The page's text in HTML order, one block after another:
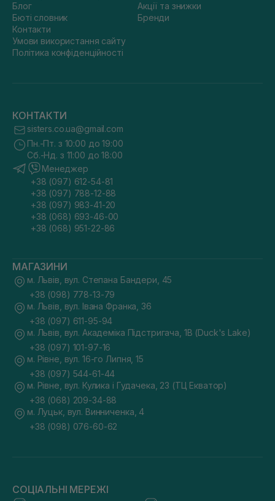
Блог
Бюті словник
Контакти
Умови використання сайту
Політика конфіденційності
Акції та знижки
Бренди
КОНТАКТИ
sisters.co.ua@gmail.com
Пн.-Пт. з 10:00 до 19:00
Сб.-Нд. з 11:00 до 18:00
Менеджер
+38 (097) 612-54-81
+38 (097) 788-12-88
+38 (097) 983-41-20
+38 (068) 693-46-00
+38 (068) 951-22-86
МАГАЗИНИ
м. Львів, вул. Степана Бандери, 45
+38 (098) 778-13-79
м. Львів, вул. Івана Франка, 36
+38 (097) 611-95-94
м. Львів, вул. Академіка Підстригача, 1В (Duck's Lake)
+38 (097) 101-97-16
м. Рівне, вул. 16-го Липня, 15
+38 (097) 544-61-44
м. Рівне, вул. Кулика і Гудачека, 23 (ТЦ Екватор)
+38 (068) 209-34-88
м. Луцьк, вул. Винниченка, 4
+38 (098) 076-60-62
СОЦІАЛЬНІ МЕРЕЖІ